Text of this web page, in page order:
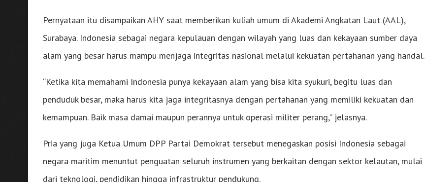
Pernyataan itu disampaikan AHY saat memberikan kuliah umum di Akademi Angkatan Laut (AAL),
Surabaya. Indonesia sebagai negara kepulauan dengan wilayah yang luas dan kekayaan sumber daya
alam yang besar harus mampu menjaga integritas nasional melalui kekuatan pertahanan yang handal.
“Ketika kita memahami Indonesia punya kekayaan alam yang bisa kita syukuri, begitu luas dan
penduduk besar, maka harus kita jaga integritasnya dengan pertahanan yang memiliki kekuatan dan
kemampuan. Baik masa damai maupun perannya untuk operasi militer perang,” jelasnya.
Pria yang juga Ketua Umum DPP Partai Demokrat tersebut menegaskan posisi Indonesia sebagai
negara maritim menuntut penguatan seluruh instrumen yang berkaitan dengan sektor kelautan, mulai
dari teknologi, pendidikan hingga infrastruktur pendukung.